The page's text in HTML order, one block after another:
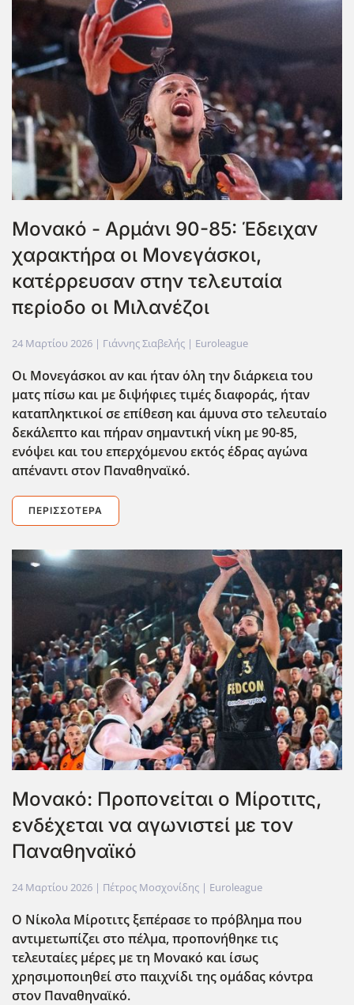
Moνακό - Αρμάνι 90-85: Έδειχαν
χαρακτήρα οι Μονεγάσκοι,
κατέρρευσαν στην τελευταία
περίοδο οι Μιλανέζοι
24 Μαρτίου 2026 | Γιάννης Σιαβελής | Euroleague
Οι Μονεγάσκοι αν και ήταν όλη την διάρκεια του
ματς πίσω και με διψήφιες τιμές διαφοράς, ήταν
καταπληκτικοί σε επίθεση και άμυνα στο τελευταίο
δεκάλεπτο και πήραν σημαντική νίκη με 90-85,
ενόψει και του επερχόμενου εκτός έδρας αγώνα
απέναντι στον Παναθηναϊκό.
ΠΕΡΙΣΣΌΤΕΡΑ
Μονακό: Προπονείται ο Μίροτιτς,
ενδέχεται να αγωνιστεί με τον
Παναθηναϊκό
24 Μαρτίου 2026 | Πέτρος Μοσχονίδης | Euroleague
Ο Νίκολα Μίροτιτς ξεπέρασε το πρόβλημα που
αντιμετωπίζει στο πέλμα, προπονήθηκε τις
τελευταίες μέρες με τη Μονακό και ίσως
χρησιμοποιηθεί στο παιχνίδι της ομάδας κόντρα
στον Παναθηναϊκό.